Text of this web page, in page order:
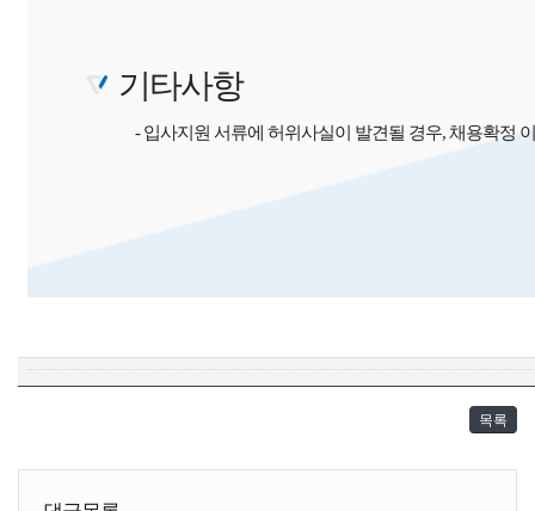
기타사항
- 입사지원 서류에 허위사실이 발견될 경우, 채용확정
목록